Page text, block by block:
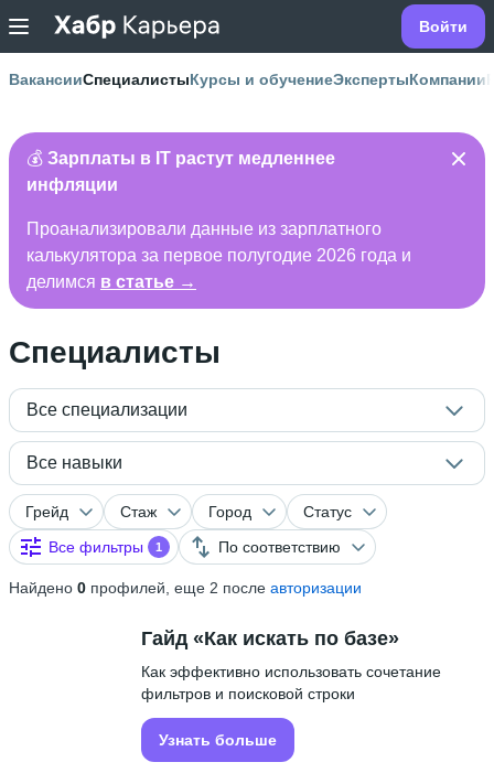
Войти
ВакансииСпециалистыКурсы и обучениеЭкспертыКомпании
💰 Зарплаты в IT растут медленнее
инфляции
Проанализировали данные из зарплатного
калькулятора за первое полугодие 2026 года и
делимся в статье →
Специалисты
Все специализации
Все навыки
Грейд Стаж Город
Статус
Все фильтры
1 По соответствию
Найдено 0 профилей, еще 2 после авторизации
Гайд «Как искать по базе»
Как эффективно использовать сочетание
фильтров и поисковой строки
Узнать больше